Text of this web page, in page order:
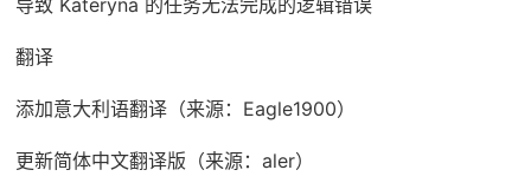
翻译
添加意大利语翻译（来源：Eagle1900）
更新简体中文翻译版（来源：aler）